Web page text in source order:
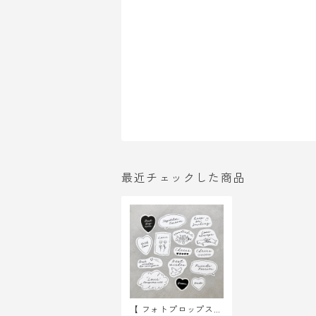
最近チェックした商品
【 フォトプロップス